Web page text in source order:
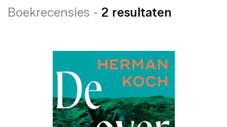
Boekrecensies - 2 resultaten